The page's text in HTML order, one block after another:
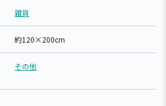
雑貨
約120×200cm
その他